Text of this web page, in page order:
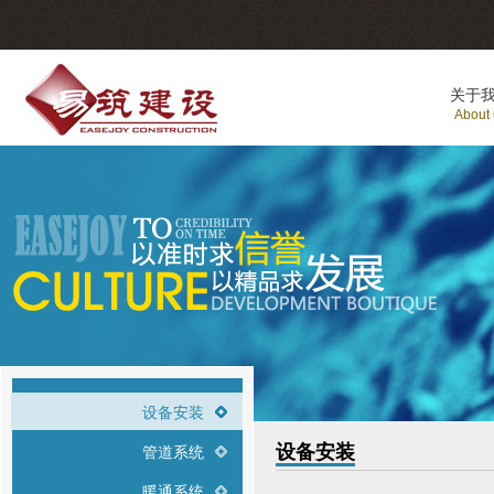
关于
About
设备安装
管道系统 设备安装